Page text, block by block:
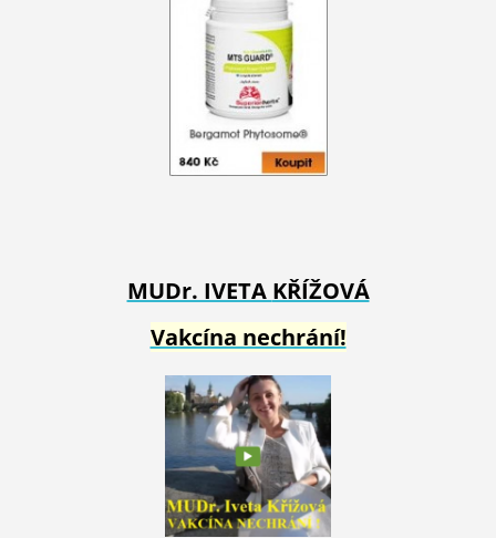
MUDr. IVETA KŘÍŽOVÁ
Vakcína nechrání!